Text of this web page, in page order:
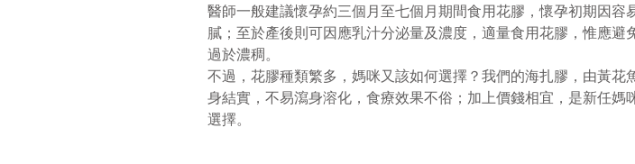
醫師一般建議懷孕約三個月至七個月期間食用花膠，懷孕初期因容
膩；至於產後則可因應乳汁分泌量及濃度，適量食用花膠，惟應避
過於濃稠。
不過，花膠種類繁多，媽咪又該如何選擇？我們的海扎膠，由黃花
身結實，不易瀉身溶化，食療效果不俗；加上價錢相宜，是新任媽
選擇。